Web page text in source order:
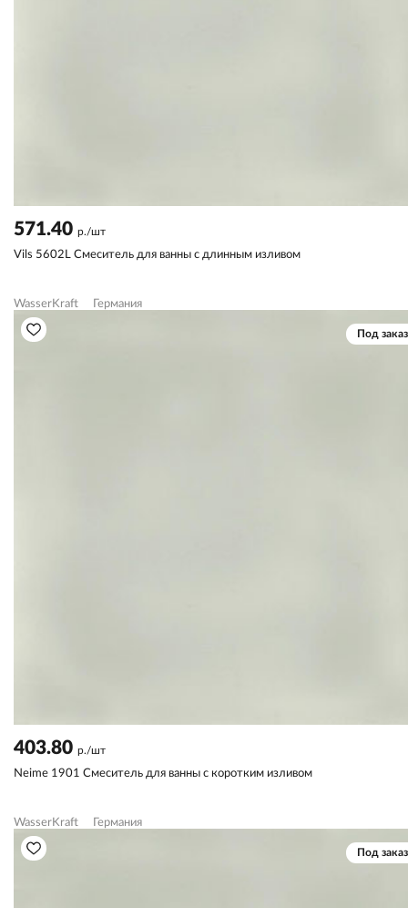
571.40 р./шт
Vils 5602L Смеситель для ванны с длинным изливом
WasserKraft Германия
Под заказ
403.80 р./шт
Neime 1901 Смеситель для ванны с коротким изливом
WasserKraft Германия
Под заказ